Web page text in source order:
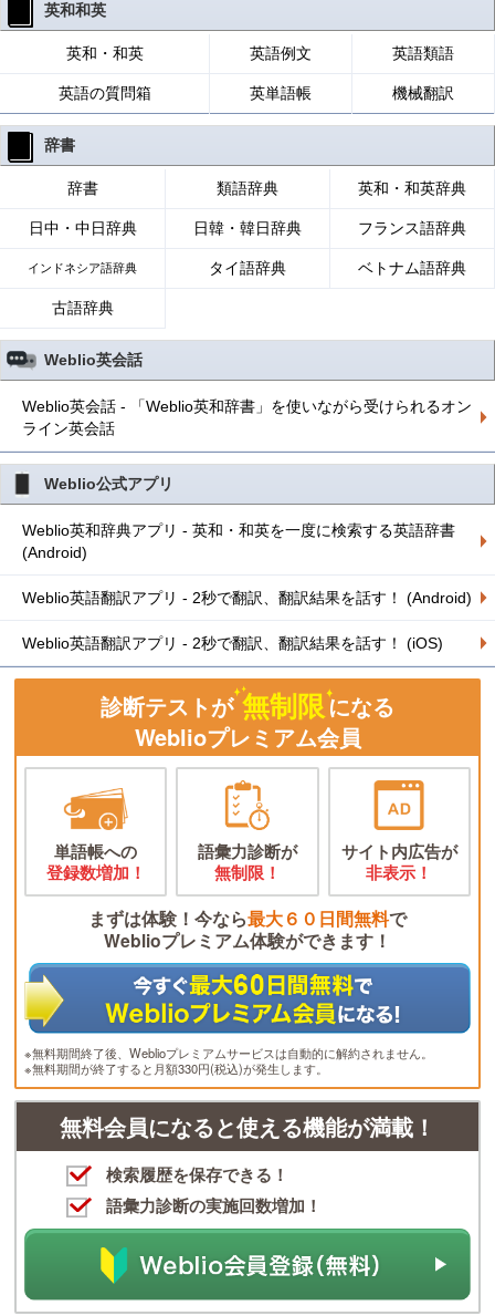
英和和英
英和・和英 英語例文 英語類語
英語の質問箱 英単語帳 機械翻訳
辞書
辞書 類語辞典 英和・和英辞典
日中・中日辞典 日韓・韓日辞典 フランス語辞典
インドネシア語辞典 タイ語辞典 ベトナム語辞典
古語辞典
Weblio英会話
Weblio英会話 - 「Weblio英和辞書」を使いながら受けられるオン
ライン英会話
Weblio公式アプリ
Weblio英和辞典アプリ - 英和・和英を一度に検索する英語辞書
(Android)
Weblio英語翻訳アプリ - 2秒で翻訳、翻訳結果を話す！ (Android)
Weblio英語翻訳アプリ - 2秒で翻訳、翻訳結果を話す！ (iOS)
診断テストが 無制限になる
Weblioプレミアム会員
単語帳への
登録数増加！
語彙力診断が
無制限！
サイト内広告が
非表示！
まずは体験！今なら最大６０日間無料で
Weblioプレミアム体験ができます！
※無料期間終了後、Weblioプレミアムサービスは自動的に解約されません。
※無料期間が終了すると月額330円(税込)が発生します。
無料会員になると使える機能が満載！
検索履歴を保存できる！
語彙力診断の実施回数増加！